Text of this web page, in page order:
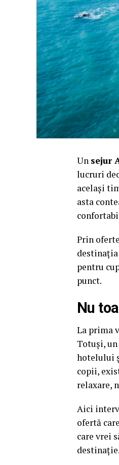
Un sejur
lucruri
același
asta
Prin
pentru
punct.
Nu
La prima
Totuși, un
hotelului
copii,
relaxare,
Aici
ofertă
care vrei
destinație.